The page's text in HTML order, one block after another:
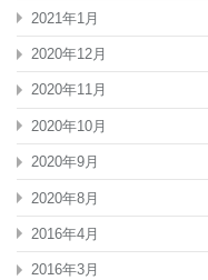
2021年1月
2020年12月
2020年11月
2020年10月
2020年9月
2020年8月
2016年4月
2016年3月